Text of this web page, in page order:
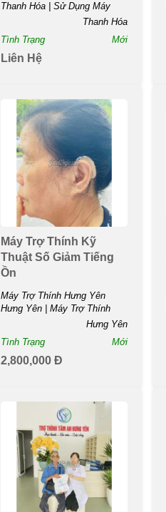
Thanh Hóa | Sử Dụng Máy
Thanh Hóa
Tình Trạng
Mới
Liên Hệ
Máy Trợ Thính Kỹ
Thuật Số Giảm Tiếng
Ồn
Máy Trợ Thính Hưng Yên
Hưng Yên | Máy Trợ Thính
Hưng Yên
Tình Trạng
Mới
2,800,000 Đ